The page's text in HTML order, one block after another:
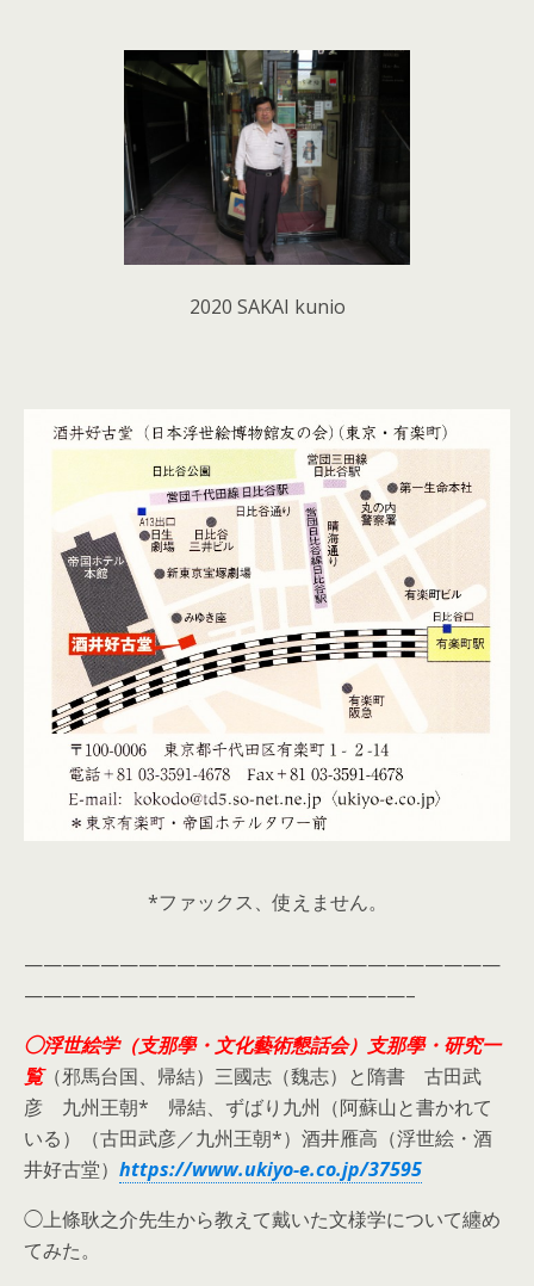
2020 SAKAI kunio
*ファックス、使えません。
—————————————————————————
————————————————————–
◯浮世絵学（支那學・文化藝術懇話会）支那學・研究一
覧（邪馬台国、帰結）三國志（魏志）と隋書 古田武
彦 九州王朝* 帰結、ずばり九州（阿蘇山と書かれて
いる）（古田武彦／九州王朝*）酒井雁高（浮世絵・酒
井好古堂） https://www.ukiyo-e.co.jp/37595
◯上條耿之介先生から教えて戴いた文様学について纏め
てみた。